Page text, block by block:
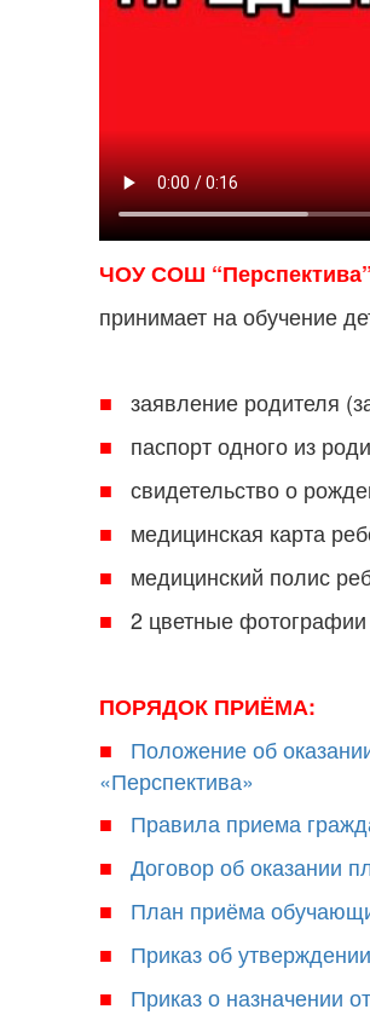
ЧОУ СОШ “Перспектива”
принимает на обучение
■
заявление родителя
■
паспорт одного из
■
свидетельство о
■
медицинская карта
■
медицинский полис
■
2 цветные фотографии
ПОРЯДОК ПРИЁМА:
■
Положение об
«Перспектива»
■
Правила приема
■
Договор об оказании
■
План приёма
■
Приказ об
■
Приказ о назначении